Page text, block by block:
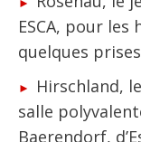
ESCA, pour
quelques
Hirschland,
salle
Baerendorf,